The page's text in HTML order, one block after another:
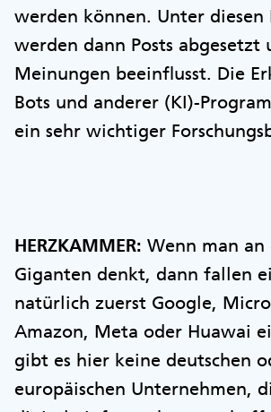
werden können. Unter diesen
werden dann Posts abgesetzt
Meinungen beeinflusst. Die
Bots und anderer (KI)-
ein sehr wichtiger
HERZKAMMER: Wenn man an
Giganten denkt, dann fallen
natürlich zuerst Google,
Amazon, Meta oder Huawai
gibt es hier keine deutschen
europäischen Unternehmen,